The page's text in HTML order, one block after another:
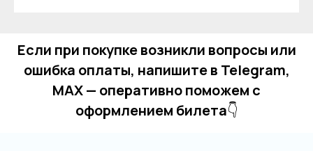
Если при покупке возникли вопросы или
ошибка оплаты, напишите в Telegram,
MAX — оперативно поможем с
оформлением билета👇